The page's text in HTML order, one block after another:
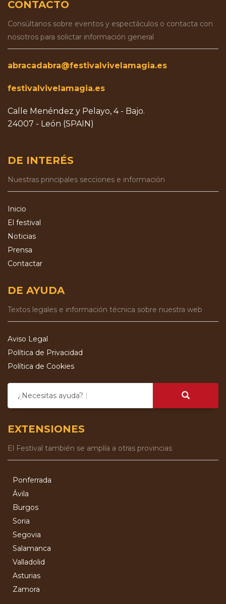
CONTACTO
Consúltanos sobre eventos y espectáculos o contacta con
nosotros para solictar información general
abracadabra@festivalvivelamagia.es
festivalvivelamagia.es
Calle Menéndez y Pelayo, 4 - Bajo.
24007 - León (SPAIN)
DE INTERÉS
Nuestras principales secciones e información
Inicio
El festival
Noticias
Prensa
Contactar
DE AYUDA
Textos legales e información técnica sobre nuestra web
Aviso Legal
Política de Privacidad
Política de Cookies
¿Necesitas ayuda?
EXTENSIONES
El Festival también se amplía a otras provincias
Ponferrada
Ávila
Burgos
Soria
Segovia
Salamanca
Valladolid
Asturias
Zamora